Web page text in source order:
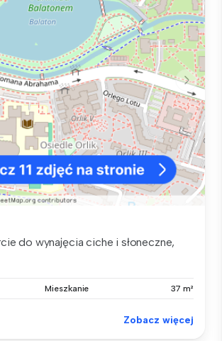
do wynajęcia ciche i słoneczne,
Mieszkanie 37 m²
Zobacz więcej